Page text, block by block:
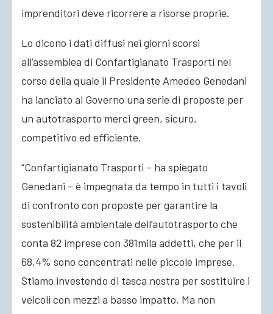
imprenditori deve ricorrere a risorse proprie.
Lo dicono i dati diffusi nei giorni scorsi
all’assemblea di Confartigianato Trasporti nel
corso della quale il Presidente Amedeo Genedani
ha lanciato al Governo una serie di proposte per
un autotrasporto merci green, sicuro,
competitivo ed efficiente.
“Confartigianato Trasporti – ha spiegato
Genedani – è impegnata da tempo in tutti i tavoli
di confronto con proposte per garantire la
sostenibilità ambientale dell’autotrasporto che
conta 82 imprese con 381mila addetti, che per il
68,4% sono concentrati nelle piccole imprese.
Stiamo investendo di tasca nostra per sostituire i
veicoli con mezzi a basso impatto. Ma non